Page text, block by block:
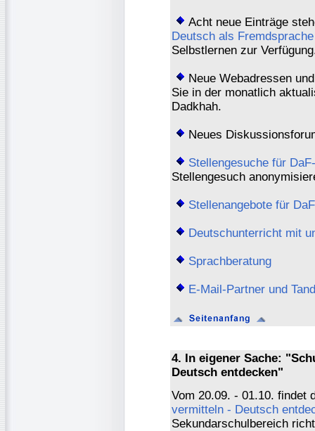
Acht neue Einträge
Deutsch als Fremdsprache
Selbstlernen zur
Neue Webadressen
Sie in der monatlich
Dadkhah.
Neues
Stellengesuche für
Stellengesuch
Stellenangebote für
Deutschunterricht mit
Sprachberatung
E-Mail-Partner und
4. In eigener Sache:
Deutsch entdecken"
Vom 20.09. - 01.10. findet
vermitteln - Deutsch
Sekundarschulbereich